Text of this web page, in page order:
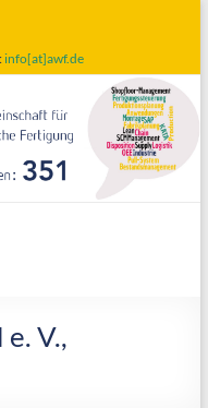
info[at]awf.de
V.,